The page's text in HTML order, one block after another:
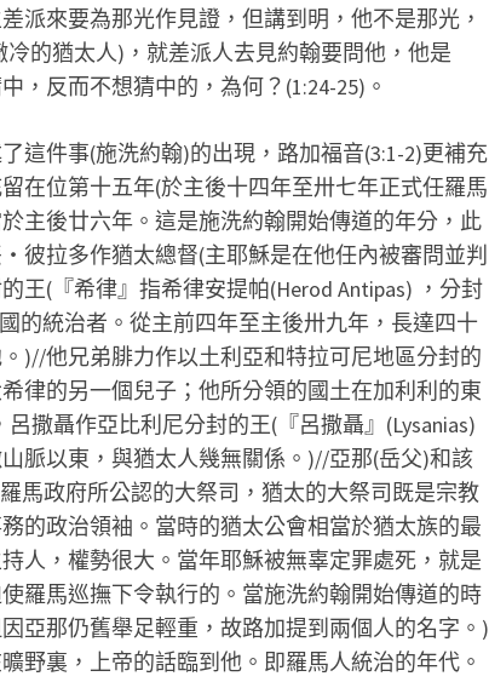
派來要為那光作見證，但講到明，他不是那光，
的猶太人)，就差派人去見約翰要問他，他是
，反而不想猜中的，為何？(1:24-25)。
這件事(施洗約翰)的出現，路加福音(3:1-2)更補充
在位第十五年(於主後十四年至卅七年正式任羅馬
主後廿六年。這是施洗約翰開始傳道的年分，此
彼拉多作猶太總督(主耶穌是在他任內被審問並判
王(『希律』指希律安提帕(Herod Antipas) ，分封
的統治者。從主前四年至主後卅九年，長達四十
)//他兄弟腓力作以土利亞和特拉可尼地區分封的
律的另一個兒子；他所分領的國土在加利利的東
撒聶作亞比利尼分封的王(『呂撒聶』(Lysanias)
脈以東，與猶太人幾無關係。)//亞那(岳父)和該
馬政府所公認的大祭司，猶太的大祭司既是宗教
的政治領袖。當時的猶太公會相當於猶太族的最
人，權勢很大。當年耶穌被無辜定罪處死，就是
羅馬巡撫下令執行的。當施洗約翰開始傳道的時
亞那仍舊舉足輕重，故路加提到兩個人的名字。)
野裏，上帝的話臨到他。即羅馬人統治的年代。